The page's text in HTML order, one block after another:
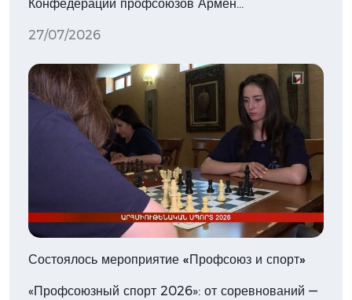
Конфедерации профсоюзов Армен…
27/07/2026
Состоялось мероприятие «Профсоюз и спорт»
«Профсоюзный спорт 2026»: от соревнований —